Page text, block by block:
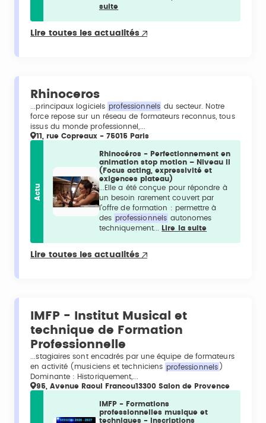
suite
Lire toutes les actualités
Rhinoceros
...principaux logiciels professionnels du secteur. Notre
force repose sur un réseau de formateurs reconnus, tous
issus du monde professionnel,...
11, rue Copreaux - 75015 Paris
Actu
Rhinocéros - Perfectionnement en
animation stop motion – Niveau II
(Focus acting, expressivité et
exigences plateau)
...Elle a été conçue pour répondre à
un besoin rarement couvert par
l’offre de formation : permettre à
des professionnels autonomes
techniquement...
Lire la suite
Lire toutes les actualités
IMFP - Institut Musical et
technique de Formation
Professionnelle
...stagiaires sont encadrés par une équipe de formateurs
en activité (musiciens et techniciens professionnels )
Dominante : Historiquement,...
95, Avenue Raoul Francou13300 Salon de Provence
IMFP - Formations
professionnelles musique et
techniques - Inscriptions